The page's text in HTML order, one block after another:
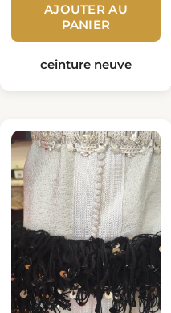
AJOUTER AU
PANIER
ceinture neuve